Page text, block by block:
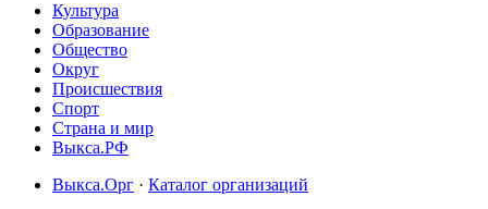
Культура
Образование
Общество
Округ
Происшествия
Спорт
Страна и мир
Выкса.РФ
Выкса.Орг · Каталог организаций